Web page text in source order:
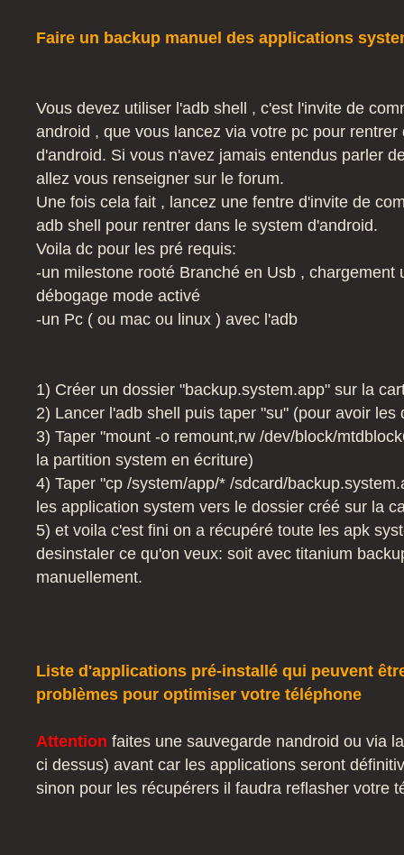
Faire un backup manuel des applications
Vous devez utiliser l'adb shell , c'est l'invite de
android , que vous lancez via votre pc pour rentrer
d'android. Si vous n'avez jamais entendus parler
allez vous renseigner sur le forum.
Une fois cela fait , lancez une fentre d'invite de
adb shell pour rentrer dans le system d'android.
Voila dc pour les pré requis:
-un milestone rooté Branché en Usb , chargement
débogage mode activé
-un Pc ( ou mac ou linux ) avec l'adb
1) Créer un dossier "backup.system.app" sur la
2) Lancer l'adb shell puis taper "su" (pour avoir les
3) Taper "mount -o remount,rw /dev/block/
la partition system en écriture)
4) Taper "cp /system/app/* /sdcard/
les application system vers le dossier créé sur la
5) et voila c'est fini on a récupéré toute les apk
desinstaler ce qu'on veux: soit avec titanium
manuellement.
Liste d'applications pré-installé qui peuvent
problèmes pour optimiser votre téléphone
Attention faites une sauvegarde nandroid ou via
ci dessus) avant car les applications seront
sinon pour les récupérers il faudra reflasher votre